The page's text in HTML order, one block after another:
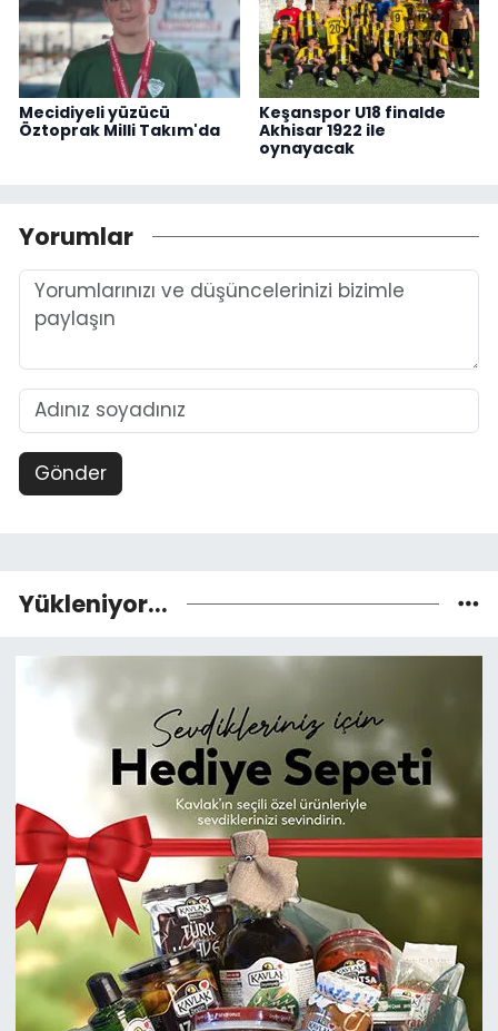
Mecidiyeli yüzücü
Öztoprak Milli Takım'da
Keşanspor U18 finalde
Akhisar 1922 ile
oynayacak
Yorumlar
Gönder
Yükleniyor...